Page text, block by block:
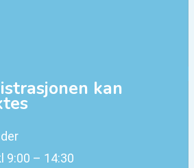
kan
9:00 – 14:30